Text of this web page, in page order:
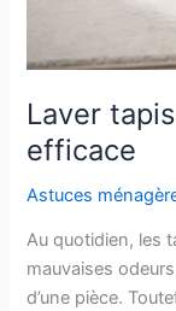
Laver
efficace
Astuces
Au quotidien, les
mauvaises
d’une pièce.